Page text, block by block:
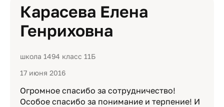
Карасева Елена
Генриховна
школа 1494 класс 11Б
17 июня 2016
Огромное спасибо за сотрудничество!
Особое спасибо за понимание и терпение! И